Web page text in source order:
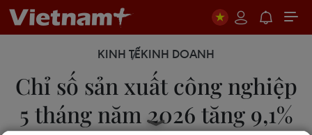
KINH TẾKINH DOANH
Chỉ số sản xuất công nghiệp
5 tháng năm 2026 tăng 9,1%